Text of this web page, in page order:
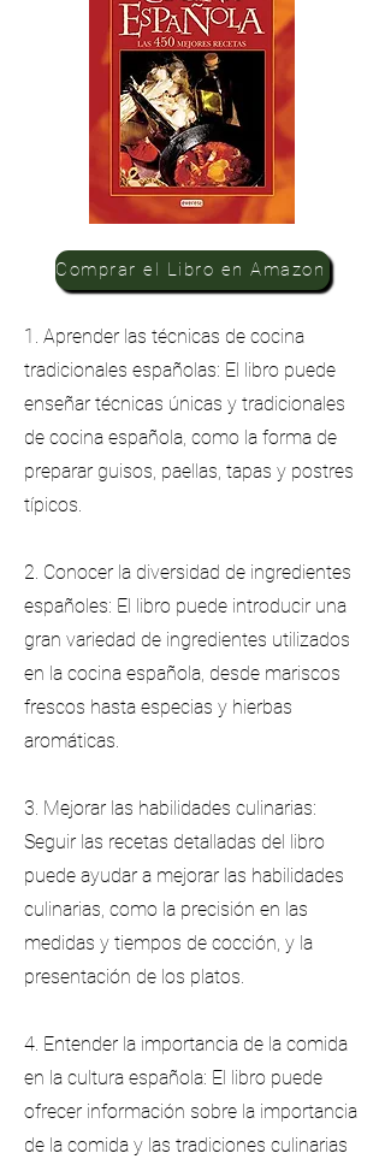
Comprar el Libro en Amazon
1. Aprender las técnicas de cocina
tradicionales españolas: El libro puede
enseñar técnicas únicas y tradicionales
de cocina española, como la forma de
preparar guisos, paellas, tapas y postres
típicos.
2. Conocer la diversidad de ingredientes
españoles: El libro puede introducir una
gran variedad de ingredientes utilizados
en la cocina española, desde mariscos
frescos hasta especias y hierbas
aromáticas.
3. Mejorar las habilidades culinarias:
Seguir las recetas detalladas del libro
puede ayudar a mejorar las habilidades
culinarias, como la precisión en las
medidas y tiempos de cocción, y la
presentación de los platos.
4. Entender la importancia de la comida
en la cultura española: El libro puede
ofrecer información sobre la importancia
de la comida y las tradiciones culinarias